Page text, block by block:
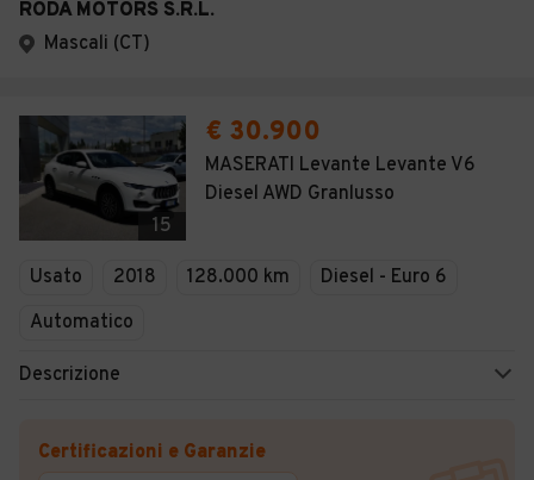
RODA MOTORS S.R.L.
Mascali (CT)
15
€ 30.900
MASERATI Levante Levante V6
Diesel AWD Granlusso
Usato 2018 128.000 km
Diesel - Euro 6
Automatico
Descrizione
Certificazioni e Garanzie